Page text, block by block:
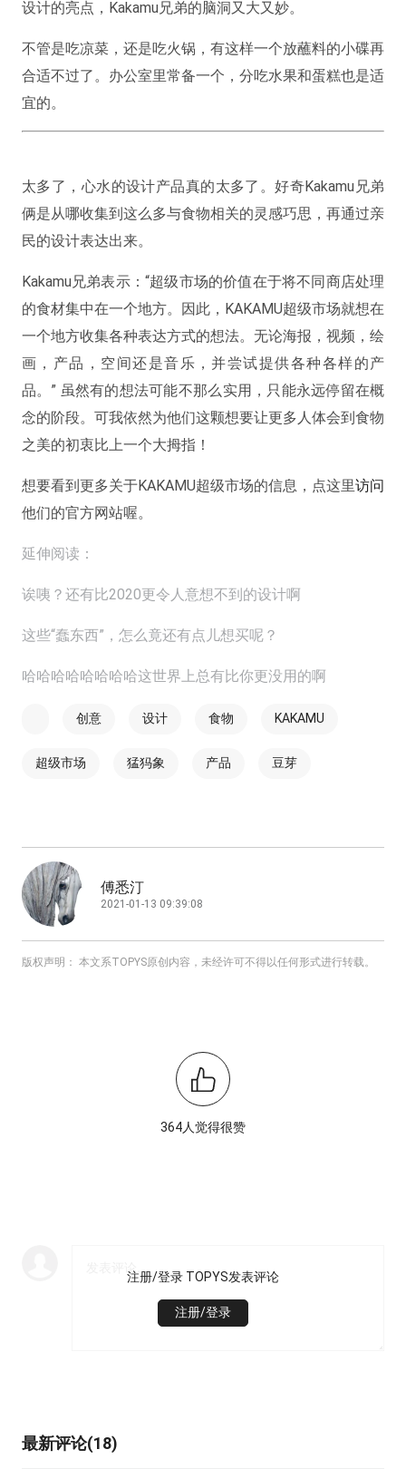
设计的亮点，Kakamu兄弟的脑洞又大又妙。
不管是吃凉菜，还是吃火锅，有这样一个放蘸料的小碟再
合适不过了。办公室里常备一个，分吃水果和蛋糕也是适
宜的。
太多了，心水的设计产品真的太多了。好奇Kakamu兄弟
俩是从哪收集到这么多与食物相关的灵感巧思，再通过亲
民的设计表达出来。
Kakamu兄弟表示：“超级市场的​​价值在于将不同商店处理
的食材集中在一个地方。因此，KAKAMU超级市场就想在
一个地方收集各种表达方式的想法。无论海报，视频，绘
画，产品，空间还是音乐，并尝试提供各种各样的产
品。” 虽然有的想法可能不那么实用，只能永远停留在概
念的阶段。可我依然为他们这颗想要让更多人体会到食物
之美的初衷比上一个大拇指！
想要看到更多关于KAKAMU超级市场的信息，点这里访问
他们的官方网站喔。
延伸阅读：
诶咦？还有比2020更令人意想不到的设计啊
这些“蠢东西”，怎么竟还有点儿想买呢？
哈哈哈哈哈哈哈哈这世界上总有比你更没用的啊
创意 设计 食物 KAKAMU
超级市场 猛犸象 产品 豆芽
傅悉汀
2021-01-13 09:39:08
版权声明： 本文系TOPYS原创内容，未经许可不得以任何形式进行转载。
364人觉得很赞
注册/登录 TOPYS发表评论
注册/登录
最新评论(18)